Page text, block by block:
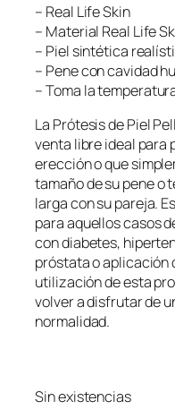
– Real Life Skin
– Material Real Life
– Piel sintética
– Pene con cavidad
– Toma la
La Prótesis de Piel
venta libre ideal para
erección o que
tamaño de su pene o
larga con su pareja.
para aquellos casos
con diabetes,
próstata o aplicación
utilización de esta
volver a disfrutar de
normalidad.
Sin existencias